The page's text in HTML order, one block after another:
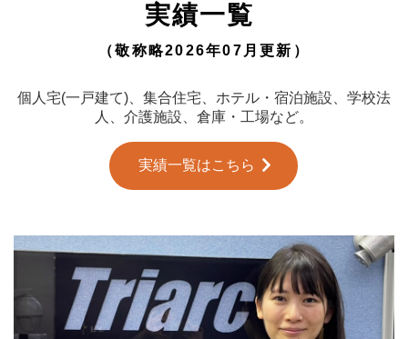
実績一覧
（敬称略2026年07月更新）
個人宅(一戸建て)、集合住宅、ホテル・宿泊施設、学校法
人、介護施設、倉庫・工場など。
実績一覧はこちら